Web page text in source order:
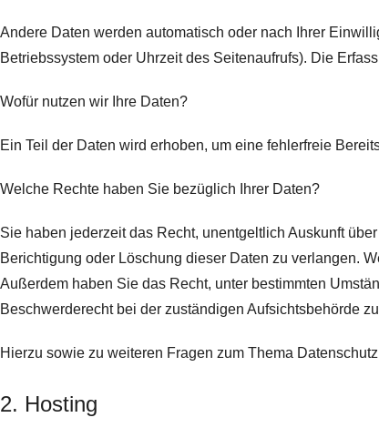
Andere Daten werden automatisch oder nach Ihrer
Betriebssystem oder Uhrzeit des Seitenaufrufs). Die
Wofür nutzen wir Ihre Daten?
Ein Teil der Daten wird erhoben, um eine fehlerfreie
Welche Rechte haben Sie bezüglich Ihrer Daten?
Sie haben jederzeit das Recht, unentgeltlich Auskunft
Berichtigung oder Löschung dieser Daten zu verlangen.
Außerdem haben Sie das Recht, unter bestimmten
Beschwerderecht bei der zuständigen Aufsichtsbehörde
Hierzu sowie zu weiteren Fragen zum Thema
2. Hosting